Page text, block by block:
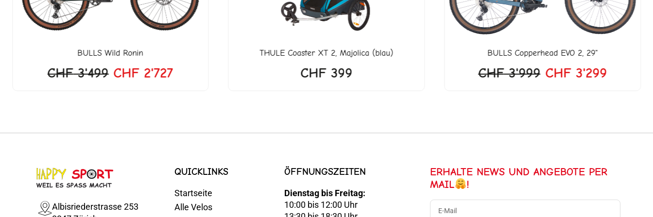
BULLSWild Ronin
CHF3'499 CHF2'727
THULECoaster XT 2, Majolica (blau)
CHF399
BULLSCopperhead EVO 2, 29"
CHF3'999 CHF3'299
Albisriederstrasse 253
QUICKLINKS
Startseite
Alle Velos
ÖFFNUNGSZEITEN
Dienstag bis Freitag:
10:00 bis 12:00 Uhr
ERHALTE NEWS UND ANGEBOTE PER
MAIL
!